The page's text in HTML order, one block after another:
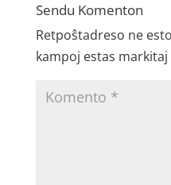
Sendu Komenton
Retpoŝtadreso ne
kampoj estas